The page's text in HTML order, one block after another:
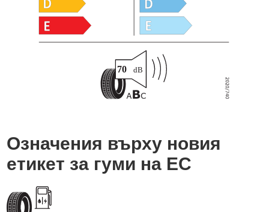
Означения върху новия
етикет за гуми на ЕС